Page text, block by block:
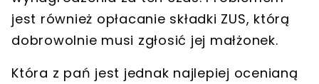
jest również opłacanie składki ZUS, którą
dobrowolnie musi zgłosić jej małżonek.
Która z pań jest jednak najlepiej ocenianą